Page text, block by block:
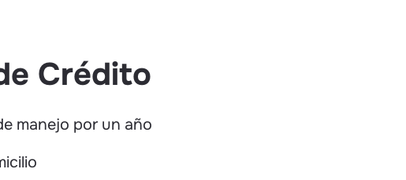
Crédito
manejo por un año